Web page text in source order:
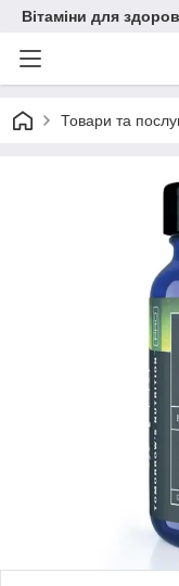
Вітаміни для
Товари та